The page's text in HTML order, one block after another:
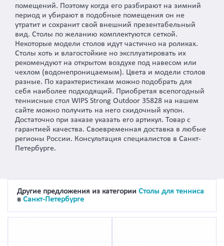
помещений. Поэтому когда его разбирают на зимний
период и убирают в подобные помещения он не
утратит и сохранит свой внешний презентабельный
вид. Столы по желанию комплектуются сеткой.
Некоторые модели столов идут частично на роликах.
Столы хоть и влагостойкие но эксплуатировать их
рекомендуют на открытом воздухе под навесом или
чехлом (водонепроницаемым). Цвета и модели столов
разные. По характеристикам можно подобрать для
себя наиболее подходящий. Приобретая всепогодный
теннисные стол WIPS Strong Outdoor 35828 на нашем
сайте можно получить на него скидочный купон.
Достаточно при заказе указать его артикул. Товар с
гарантией качества. Своевременная доставка в любые
регионы России. Консультация специалистов в Санкт-
Петербурге.
Другие предложения из категории Столы для тенниса
в Санкт-Петербурге